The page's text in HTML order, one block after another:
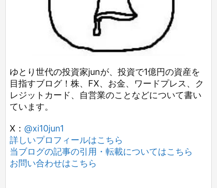
ゆとり世代の投資家junが、投資で1億円の資産を
目指すブログ！株、FX、お金、ワードプレス、ク
レジットカード、自営業のことなどについて書い
ています。
X： @xi10jun1
詳しいプロフィールはこちら
当ブログの記事の引用・転載についてはこちら
お問い合わせはこちら